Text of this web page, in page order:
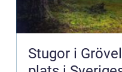
Stugor i